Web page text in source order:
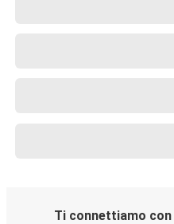
Ti connettiamo con